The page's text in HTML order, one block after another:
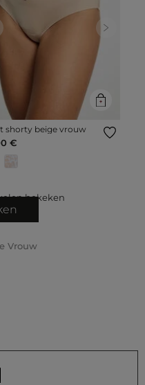
Next
shorty beige vrouw
€
bekeken
Vrouw